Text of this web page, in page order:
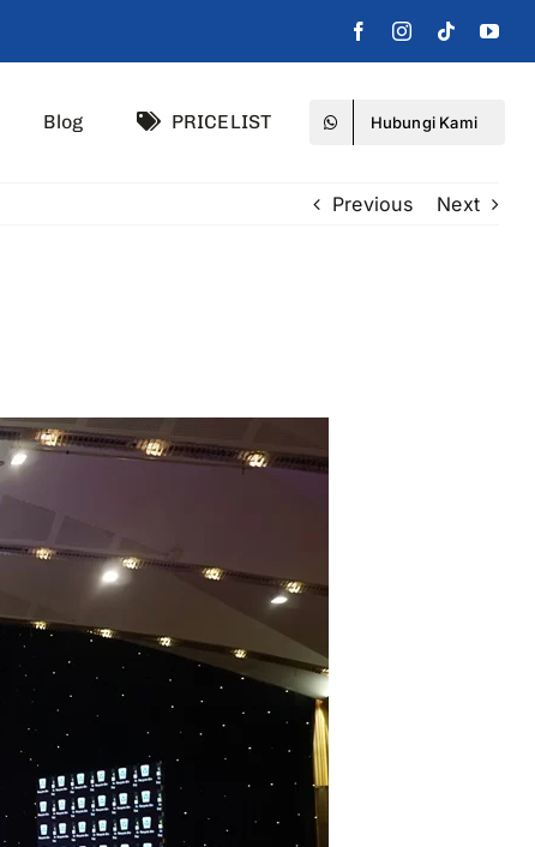
Blog PRICELIST Hubungi Kami
Previous Next